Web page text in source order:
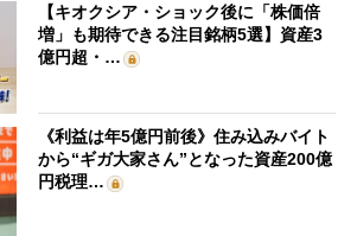
【キオクシア・ショック後に「株価倍
増」も期待できる注目銘柄5選】資産3
億円超・…
《利益は年5億円前後》住み込みバイト
から“ギガ大家さん”となった資産200億
円税理…